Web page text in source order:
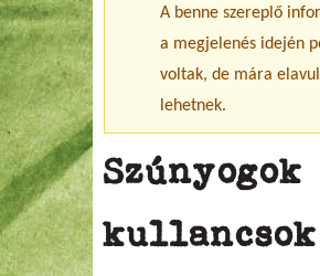
A benne szereplő
a megjelenés idején
voltak, de mára
lehetnek.
Szúnyogok
kullancsok